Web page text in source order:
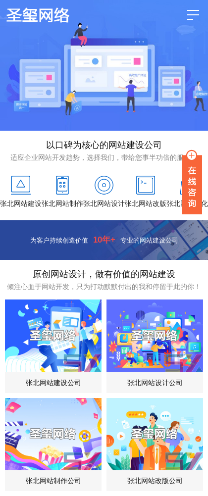
以口碑为核心的网站建设公司
适应企业网站开发趋势，选择我们，带给您事半功倍的服务！
张北网站建设张北网站制作张北网站设计张北网站改版张北网站优化
为客户持续创造价值 10年+ 专业的网站建设公司
原创网站设计，做有价值的网站建设
倾注心血于网站开发，只为打动默默付出的我和停留于此的你！
张北网站建设公司 张北网站设计公司
张北网站制作公司 张北网站改版公司